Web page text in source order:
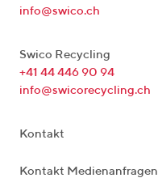
info@swico.ch
Swico Recycling
+41 44 446 90 94
info@swicorecycling.ch
Kontakt
Kontakt Medienanfragen